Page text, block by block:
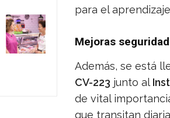
para el
Mejoras seguridad
Además, se está
CV-223 junto al
de vital
que transitan